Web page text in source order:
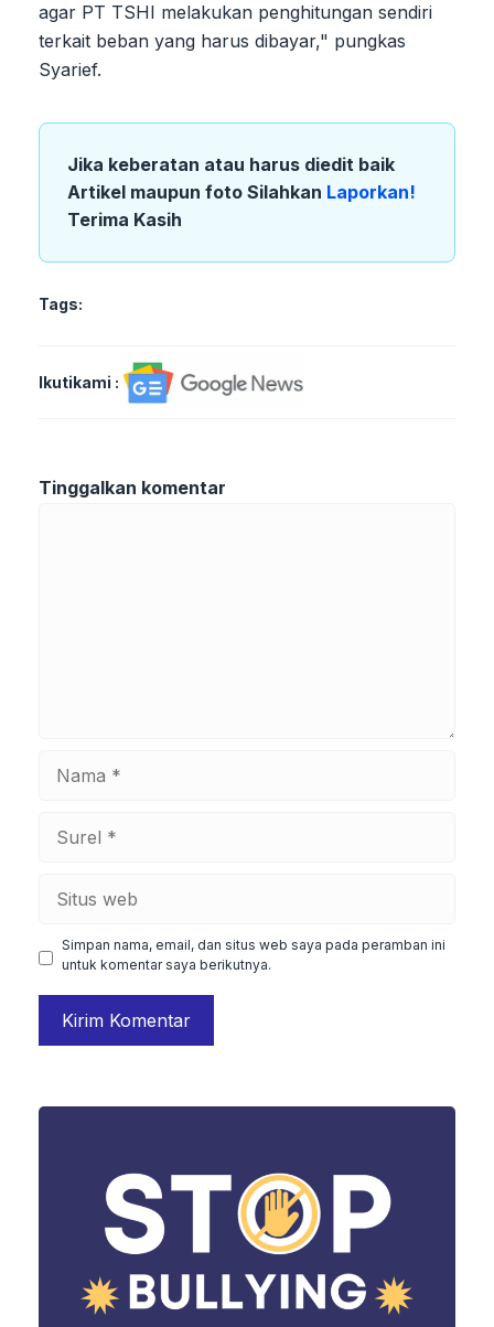
agar PT TSHI melakukan penghitungan sendiri
terkait beban yang harus dibayar," pungkas
Syarief.
Jika keberatan atau harus diedit baik
Artikel maupun foto Silahkan Laporkan!
Terima Kasih
Tags:
Ikutikami :
Tinggalkan komentar
Simpan nama, email, dan situs web saya pada peramban ini
untuk komentar saya berikutnya.